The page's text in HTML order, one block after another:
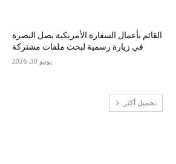
القائم بأعمال السفارة الأمريكية يصل البصرة
في زيارة رسمية لبحث ملفات مشتركة
يونيو 30, 2026
تحميل أكثر